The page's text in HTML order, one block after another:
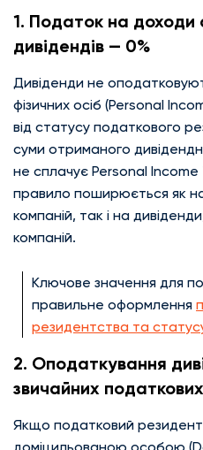
1️. Податок на доходи
дивідендів — 0%
Дивіденди не
фізичних осіб (Personal
від статусу податкового
суми отриманого
не сплачує Personal Income
правило поширюється як на
компаній, так і на
компаній.
Ключове значення для
правильне оформлення
резидентства та
2️. Оподаткування
звичайних
Якщо податковий резидент